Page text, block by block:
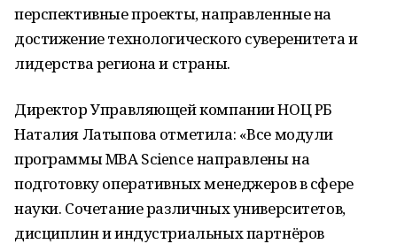
перспективные проекты, направленные на
достижение технологического суверенитета и
лидерства региона и страны.
Директор Управляющей компании НОЦ РБ
Наталия Латыпова отметила: «Все модули
программы MBA Science направлены на
подготовку оперативных менеджеров в сфере
науки. Сочетание различных университетов,
дисциплин и индустриальных партнёров